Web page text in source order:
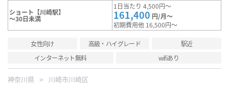
ショート【川崎駅】
～30日未満
1日当たり 4,500円～
161,400 円/月～
初期費用他 16,500円～
女性向け 高級・ハイグレード
駅近
インターネット無料
wifiあり
神奈川県 川崎市川崎区